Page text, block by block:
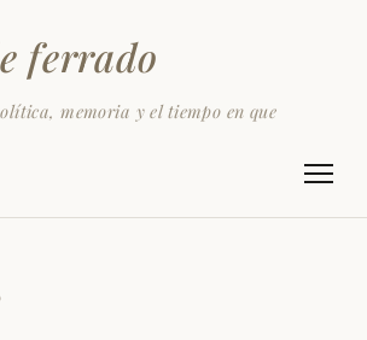
ferrado
memoria y el tiempo en que